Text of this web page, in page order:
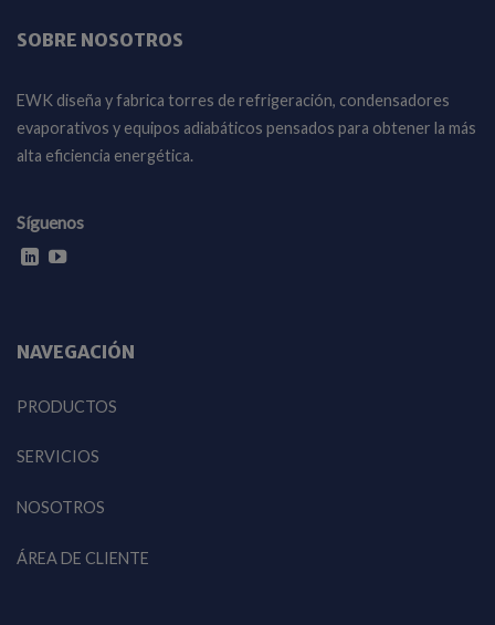
NAVEGACIÓN
PRODUCTOS
SERVICIOS
NOSOTROS
ÁREA DE CLIENTE
SOBRE NOSOTROS
EWK diseña y fabrica torres de refrigeración, condensadores
evaporativos y equipos adiabáticos pensados para obtener la más
alta eficiencia energética.
Síguenos